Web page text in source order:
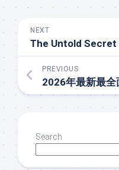
NEXT
PREVIOUS
Search